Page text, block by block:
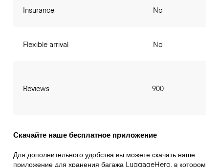
Insurance
Flexible arrival
Reviews
No
No
900
Скачайте наше бесплатное приложение
Для дополнительного удобства вы можете скачать наше
приложение для хранения багажа LuggageHero, в котором